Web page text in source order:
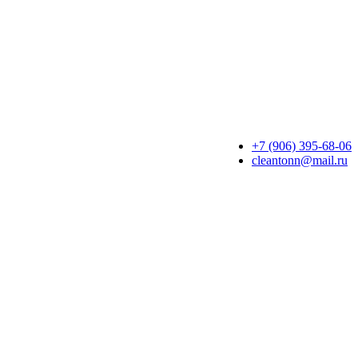
+7 (906) 395-68-06
cleantonn@mail.ru